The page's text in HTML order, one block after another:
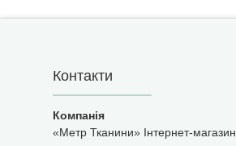
Контакти
«Метр Тканини» Інтернет-магазин